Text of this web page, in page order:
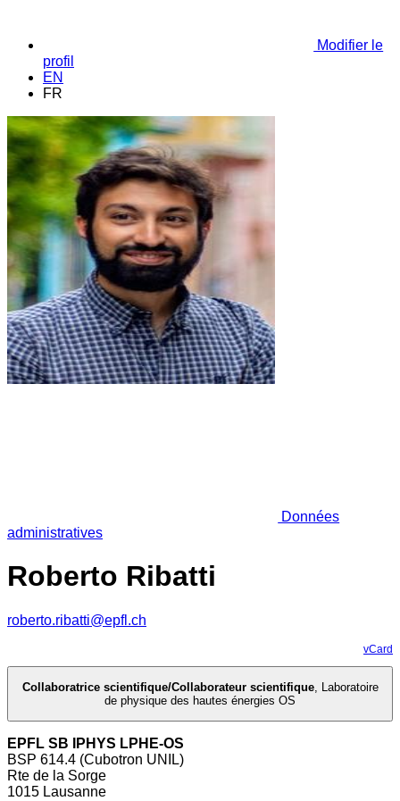
Modifier le
profil
EN
FR
Données
administratives
Roberto Ribatti
roberto.ribatti@epfl.ch
vCard
Collaboratrice scientifique/Collaborateur scientifique, Laboratoire
de physique des hautes énergies OS
EPFL SB IPHYS LPHE-OS
BSP 614.4 (Cubotron UNIL)
Rte de la Sorge
1015 Lausanne